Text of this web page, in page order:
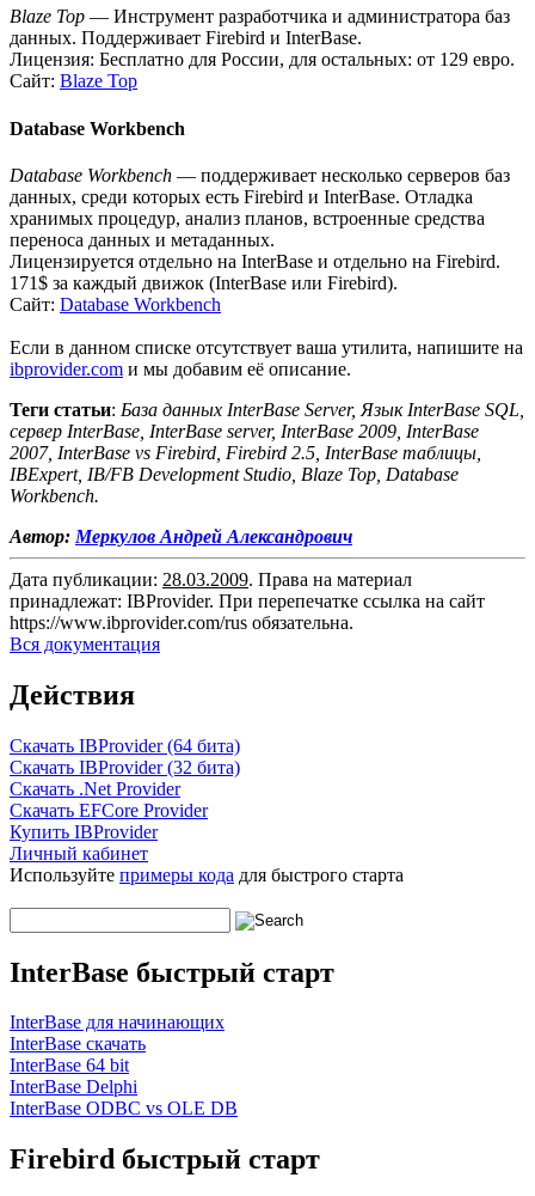
Blaze Top — Инструмент разработчика и администратора баз
данных. Поддерживает Firebird и InterBase.
Лицензия: Бесплатно для России, для остальных: от 129 евро.
Сайт: Blaze Top
Database Workbench
Database Workbench — поддерживает несколько серверов баз
данных, среди которых есть Firebird и InterBase. Отладка
хранимых процедур, анализ планов, встроенные средства
переноса данных и метаданных.
Лицензируется отдельно на InterBase и отдельно на Firebird.
171$ за каждый движок (InterBase или Firebird).
Сайт: Database Workbench
Если в данном списке отсутствует ваша утилита, напишите на
ibprovider.com и мы добавим её описание.
Теги статьи: База данных InterBase Server, Язык InterBase SQL,
сервер InterBase, InterBase server, InterBase 2009, InterBase
2007, InterBase vs Firebird, Firebird 2.5, InterBase таблицы,
IBExpert, IB/FB Development Studio, Blaze Top, Database
Workbench.
Автор: Меркулов Андрей Александрович
Дата публикации: 28.03.2009. Права на материал
принадлежат: IBProvider. При перепечатке ссылка на сайт
https://www.ibprovider.com/rus обязательна.
Вся документация
Действия
Скачать IBProvider (64 бита)
Скачать IBProvider (32 бита)
Скачать .Net Provider
Скачать EFCore Provider
Купить IBProvider
Личный кабинет
Используйте примеры кода для быстрого старта
InterBase быстрый старт
InterBase для начинающих
InterBase скачать
InterBase 64 bit
InterBase Delphi
InterBase ODBC vs OLE DB
Firebird быстрый старт